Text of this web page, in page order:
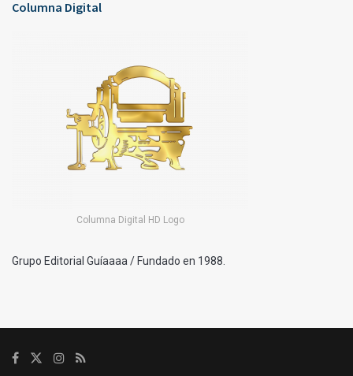
Columna Digital
Columna Digital HD Logo
Grupo Editorial Guíaaaa / Fundado en 1988.